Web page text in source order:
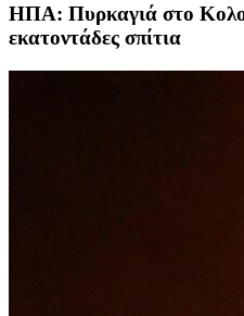
ΗΠΑ: Πυρκαγιά στο
εκατοντάδες σπίτια